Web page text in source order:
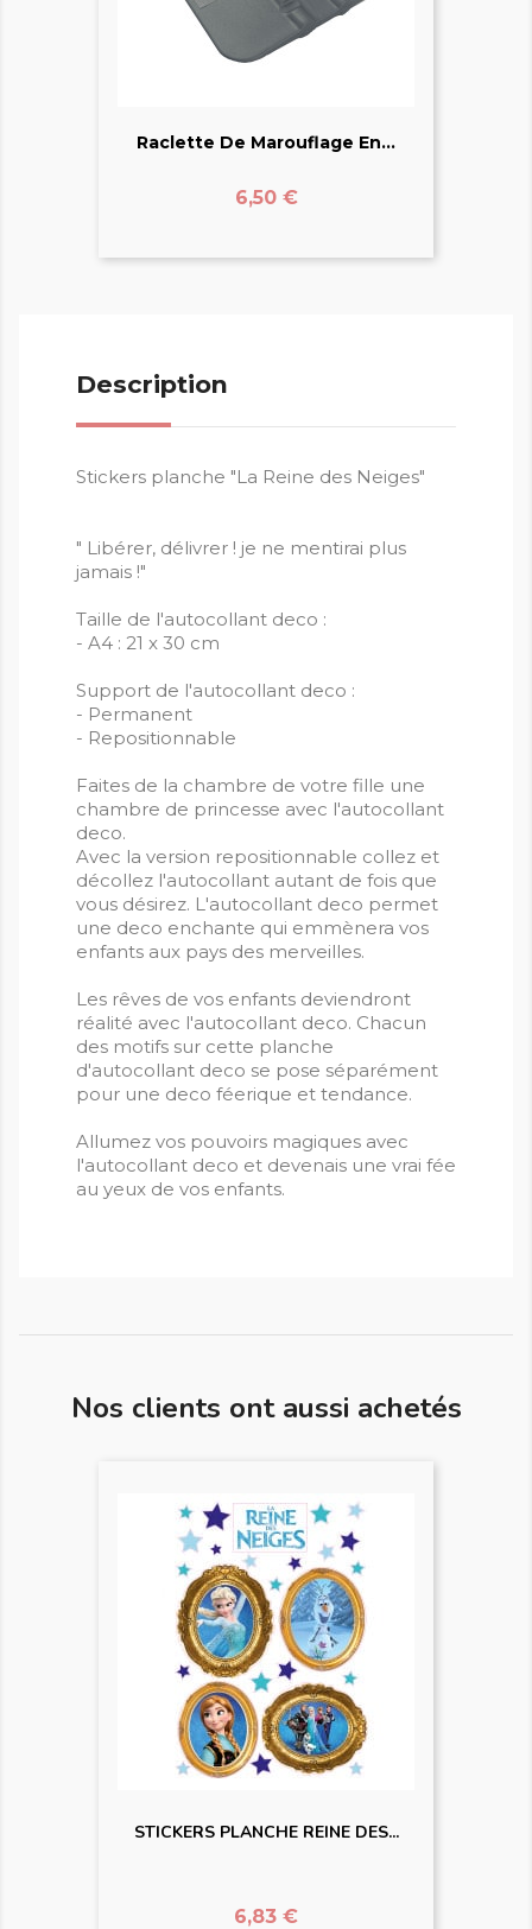
Raclette De Marouflage En...
Prix
6,50 €
Description
Stickers planche "La Reine des Neiges"
" Libérer, délivrer ! je ne mentirai plus
jamais !"
Taille de l'autocollant deco :
- A4 : 21 x 30 cm
Support de l'autocollant deco :
- Permanent
- Repositionnable
Faites de la chambre de votre fille une
chambre de princesse avec l'autocollant
deco.
Avec la version repositionnable collez et
décollez l'autocollant autant de fois que
vous désirez. L'autocollant deco permet
une deco enchante qui emmènera vos
enfants aux pays des merveilles.
Les rêves de vos enfants deviendront
réalité avec l'autocollant deco. Chacun
des motifs sur cette planche
d'autocollant deco se pose séparément
pour une deco féerique et tendance.
Allumez vos pouvoirs magiques avec
l'autocollant deco et devenais une vrai fée
au yeux de vos enfants.
Nos clients ont aussi achetés
STICKERS PLANCHE REINE DES...
Prix
6,83 €